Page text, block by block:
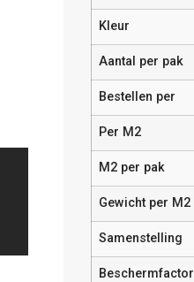
Kleur
Aantal per pak
Bestellen per
Per M2
M2 per pak
Gewicht per M2
Samenstelling
Beschermfactor